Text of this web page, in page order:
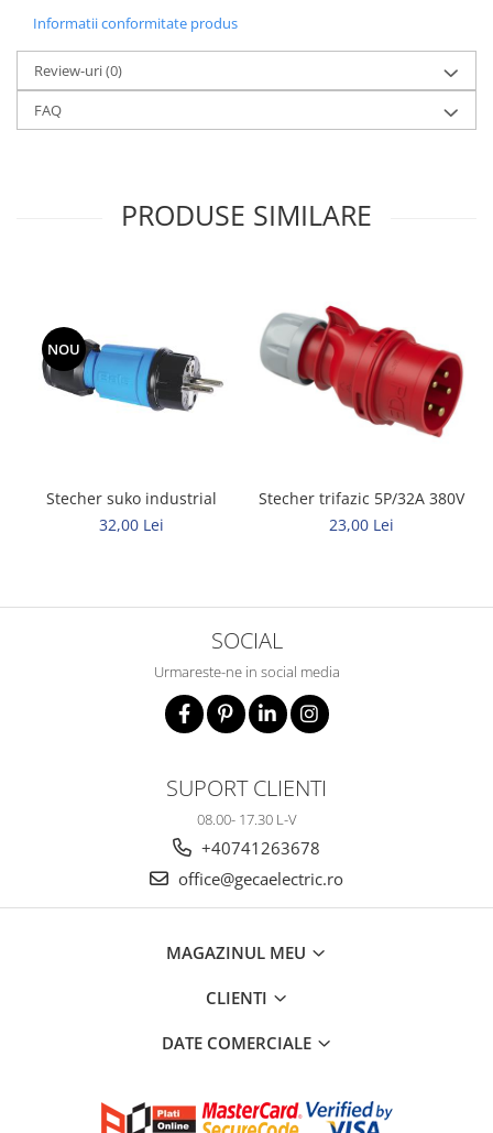
Informatii conformitate produs
Review-uri(0)
FAQ
PRODUSE SIMILARE
NOU
Stecher suko industrial
32,00 Lei
Stecher trifazic 5P/32A 380V
23,00 Lei
SOCIAL
Urmareste-ne in social media
SUPORT CLIENTI
08.00- 17.30 L-V
+40741263678
office@gecaelectric.ro
MAGAZINUL MEU
CLIENTI
DATE COMERCIALE